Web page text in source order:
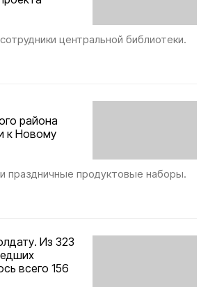
центральной библиотеки.
района
к Новому
праздничные продуктовые наборы.
Из 323
всего 156